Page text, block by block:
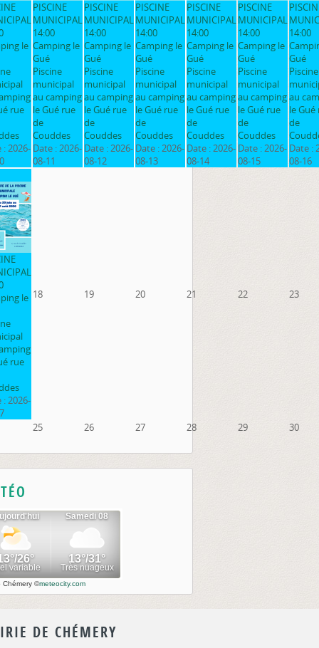
le
rue
:2026-
PISCINE
MUNICIPAL
14:00
Camping le
Gué
Piscine
municipal
au camping
le Gué rue
de
Couddes
Date :2026-
08-11
PISCINE
MUNICIPAL
14:00
Camping le
Gué
Piscine
municipal
au camping
le Gué rue
de
Couddes
Date :2026-
08-12
PISCINE
MUNICIPAL
14:00
Camping le
Gué
Piscine
municipal
au camping
le Gué rue
de
Couddes
Date :2026-
08-13
PISCINE
MUNICIPAL
14:00
Camping le
Gué
Piscine
municipal
au camping
le Gué rue
de
Couddes
Date :2026-
08-14
PISCINE
MUNICIPAL
14:00
Camping le
Gué
Piscine
municipal
au camping
le Gué rue
de
Couddes
Date :2026-
08-15
14:00
Gué
Piscine
au
le Gué
de
Date :
08-16
le
rue
:2026-
18 19 20 21 22 23
25 26 27 28 29
30
Chémery ©meteocity.com
DE CHÉMERY